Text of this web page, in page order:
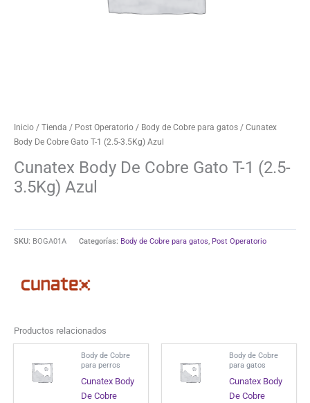
Inicio / Tienda / Post Operatorio / Body de Cobre para gatos / Cunatex
Body De Cobre Gato T-1 (2.5-3.5Kg) Azul
Cunatex Body De Cobre Gato T-1 (2.5-
3.5Kg) Azul
SKU: BOGA01A Categorías: Body de Cobre para gatos, Post Operatorio
Productos relacionados
Body de Cobre
para perros
Cunatex Body
De Cobre
Body de Cobre
para gatos
Cunatex Body
De Cobre